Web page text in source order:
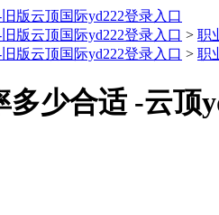
版云顶国际yd222登录入口
版云顶国际yd222登录入口 > 职
版云顶国际yd222登录入口 > 职
多少合适 -云顶